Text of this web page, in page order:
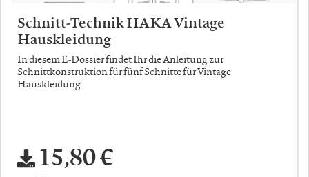
Schnitt-Technik HAKA Vintage
Hauskleidung
In diesem E-Dossier findet Ihr die Anleitung zur
Schnittkonstruktion für fünf Schnitte für Vintage
Hauskleidung.
15,80 €